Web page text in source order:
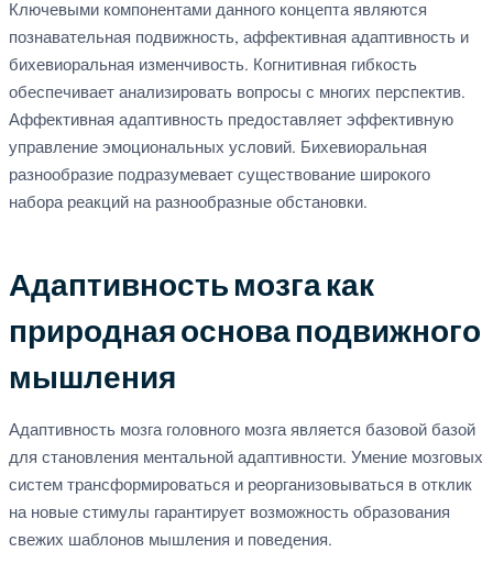
Ключевыми компонентами данного концепта являются
познавательная подвижность, аффективная адаптивность и
бихевиоральная изменчивость. Когнитивная гибкость
обеспечивает анализировать вопросы с многих перспектив.
Аффективная адаптивность предоставляет эффективную
управление эмоциональных условий. Бихевиоральная
разнообразие подразумевает существование широкого
набора реакций на разнообразные обстановки.
Адаптивность мозга как
природная основа подвижного
мышления
Адаптивность мозга головного мозга является базовой базой
для становления ментальной адаптивности. Умение мозговых
систем трансформироваться и реорганизовываться в отклик
на новые стимулы гарантирует возможность образования
свежих шаблонов мышления и поведения.